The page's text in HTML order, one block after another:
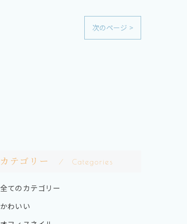
次のページ >
カテゴリー Categories
全てのカテゴリー
かわいい